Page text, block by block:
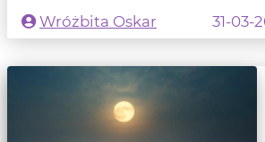
Wróżbita Oskar
31-03-